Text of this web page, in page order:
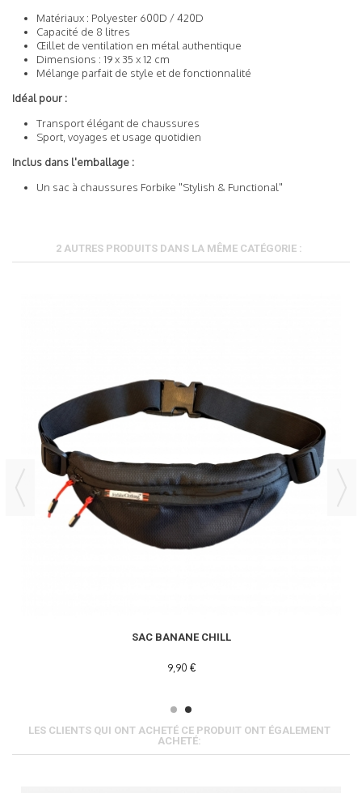
Matériaux : Polyester 600D / 420D
Capacité de 8 litres
Œillet de ventilation en métal authentique
Dimensions : 19 x 35 x 12 cm
Mélange parfait de style et de fonctionnalité
Idéal pour :
Transport élégant de chaussures
Sport, voyages et usage quotidien
Inclus dans l'emballage :
Un sac à chaussures Forbike "Stylish & Functional"
2 AUTRES PRODUITS DANS LA MÊME CATÉGORIE :
SAC BANANE CHILL
9,90 €
LES CLIENTS QUI ONT ACHETÉ CE PRODUIT ONT ÉGALEMENT
ACHETÉ: